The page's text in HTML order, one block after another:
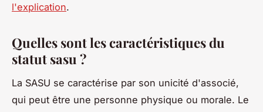
l'explication.
Quelles sont les caractéristiques du
statut sasu ?
La SASU se caractérise par son unicité d'associé,
qui peut être une personne physique ou morale. Le